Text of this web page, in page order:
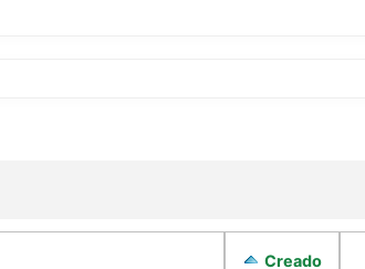
Creado